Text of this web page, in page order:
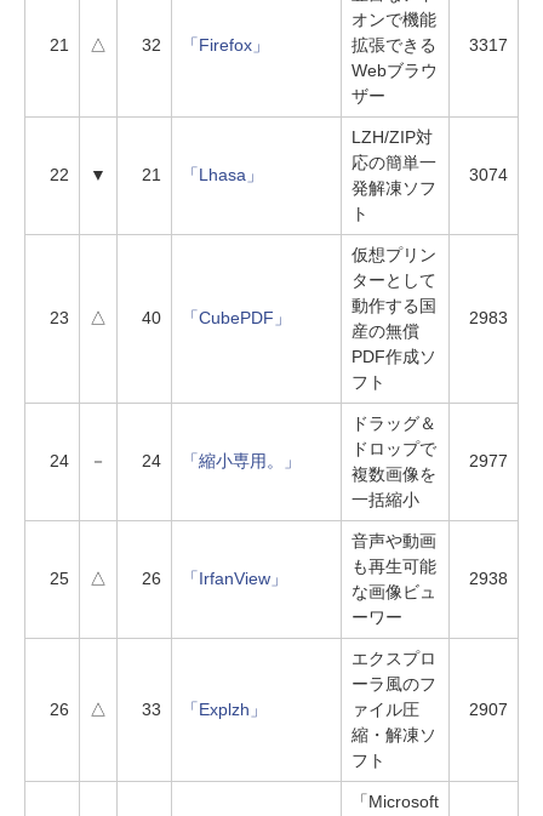
21 △ 32 「Firefox」
オンで機能
拡張できる
Webブラウ
ザー
3317
22 ▼ 21 「Lhasa」
LZH/ZIP対
応の簡単一
発解凍ソフ
ト
3074
23 △ 40 「CubePDF」
仮想プリン
ターとして
動作する国
産の無償
PDF作成ソ
フト
2983
24 － 24 「縮小専用。」
ドラッグ＆
ドロップで
複数画像を
一括縮小
2977
25 △ 26 「IrfanView」
音声や動画
も再生可能
な画像ビュ
ーワー
2938
26 △ 33 「Explzh」
エクスプロ
ーラ風のフ
ァイル圧
縮・解凍ソ
フト
2907
「Microsoft